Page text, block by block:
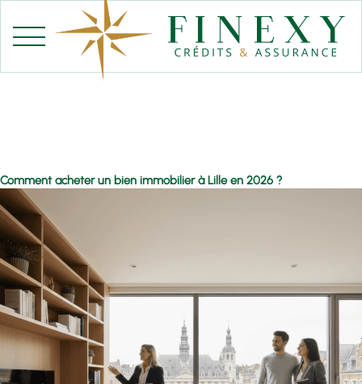
contenu
Comment acheter un bien immobilier à Lille en 2026 ?